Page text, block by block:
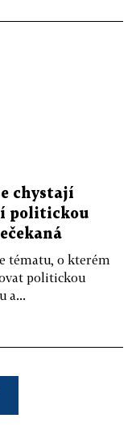
chystají
politickou
tématu, o kterém
politickou
a...